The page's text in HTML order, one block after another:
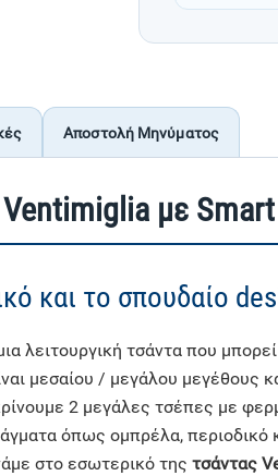
Αποστολή Μηνύματος
με
και το σπουδαίο
λειτουργική τσάντα που
μεσαίου / μεγάλου μεγέθους
2 μεγάλες τσέπες με
όπως ομπρέλα,
στο εσωτερικό της τσάντας